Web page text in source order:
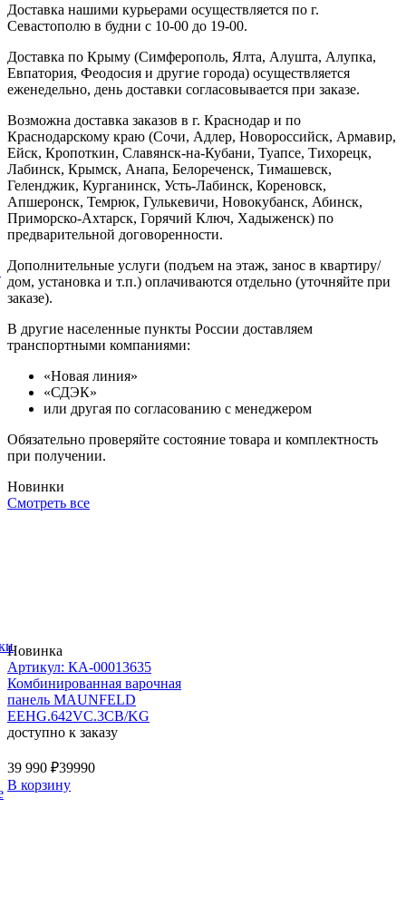
Доставка нашими курьерами осуществляется по г.
Севастополю в будни с 10-00 до 19-00.
Доставка по Крыму (Симферополь, Ялта, Алушта, Алупка,
Евпатория, Феодосия и другие города) осуществляется
еженедельно, день доставки согласовывается при заказе.
Возможна доставка заказов в г. Краснодар и по
Краснодарскому краю (Сочи, Адлер, Новороссийск, Армавир,
Ейск, Кропоткин, Славянск-на-Кубани, Туапсе, Тихорецк,
Лабинск, Крымск, Анапа, Белореченск, Тимашевск,
Геленджик, Курганинск, Усть-Лабинск, Кореновск,
Апшеронск, Темрюк, Гулькевичи, Новокубанск, Абинск,
Приморско-Ахтарск, Горячий Ключ, Хадыженск) по
предварительной договоренности.
Дополнительные услуги (подъем на этаж, занос в квартиру/
дом, установка и т.п.) оплачиваются отдельно (уточняйте при
заказе).
В другие населенные пункты России доставляем
транспортными компаниями:
«Новая линия»
«СДЭК»
или другая по согласованию с менеджером
Обязательно проверяйте состояние товара и комплектность
при получении.
Новинки
Смотреть все
Новинка
Артикул: КА-00013635
Комбинированная варочная
панель MAUNFELD
EEHG.642VC.3CB/KG
доступно к заказу
39 990 ₽39990
В корзину